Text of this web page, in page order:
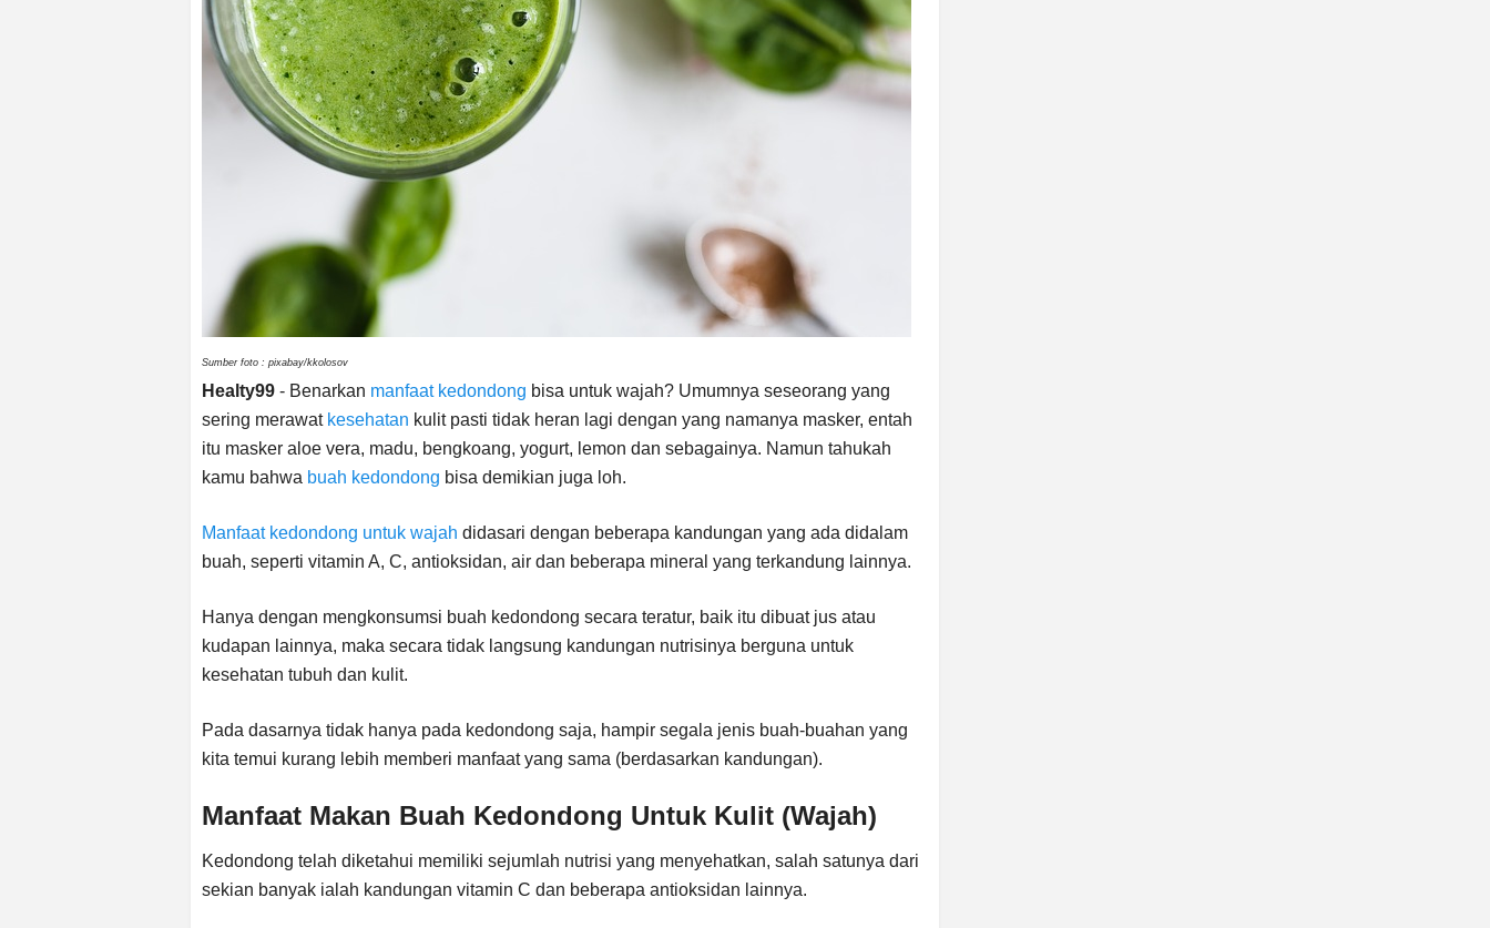
Sumber foto : pixabay/kkolosov
Healty99 - Benarkan manfaat kedondong bisa untuk wajah? Umumnya seseorang yang
sering merawat kesehatan kulit pasti tidak heran lagi dengan yang namanya masker, entah
itu masker aloe vera, madu, bengkoang, yogurt, lemon dan sebagainya. Namun tahukah
kamu bahwa buah kedondong bisa demikian juga loh.
Manfaat kedondong untuk wajah didasari dengan beberapa kandungan yang ada didalam
buah, seperti vitamin A, C, antioksidan, air dan beberapa mineral yang terkandung lainnya.
Hanya dengan mengkonsumsi buah kedondong secara teratur, baik itu dibuat jus atau
kudapan lainnya, maka secara tidak langsung kandungan nutrisinya berguna untuk
kesehatan tubuh dan kulit.
Pada dasarnya tidak hanya pada kedondong saja, hampir segala jenis buah-buahan yang
kita temui kurang lebih memberi manfaat yang sama (berdasarkan kandungan).
Manfaat Makan Buah Kedondong Untuk Kulit (Wajah)
Kedondong telah diketahui memiliki sejumlah nutrisi yang menyehatkan, salah satunya dari
sekian banyak ialah kandungan vitamin C dan beberapa antioksidan lainnya.